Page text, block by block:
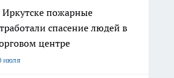
Иркутске пожарные
спасение людей в
центре
июля